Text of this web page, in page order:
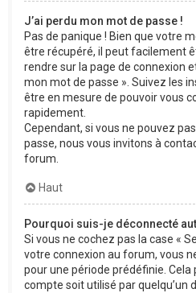
J’ai perdu mon mot de passe !
Pas de panique ! Bien que votre
être récupéré, il peut facilement
rendre sur la page de connexion
mon mot de passe ». Suivez les
être en mesure de pouvoir vous
rapidement.
Cependant, si vous ne pouvez
passe, nous vous invitons à
forum.
Haut
Pourquoi suis-je déconnecté
Si vous ne cochez pas la case «
votre connexion au forum, vous
pour une période prédéfinie. Cela
compte soit utilisé par quelqu’un